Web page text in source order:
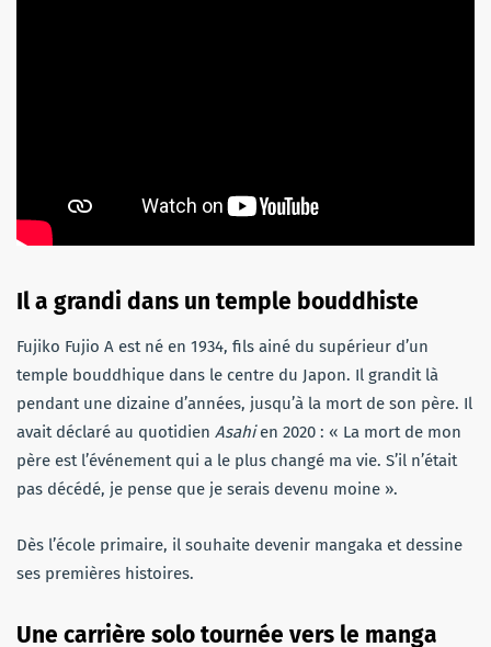
Il a grandi dans un temple bouddhiste
Fujiko Fujio A est né en 1934, fils ainé du supérieur d’un
temple bouddhique dans le centre du Japon. Il grandit là
pendant une dizaine d’années, jusqu’à la mort de son père. Il
avait déclaré au quotidien Asahien 2020 : « La mort de mon
père est l’événement qui a le plus changé ma vie. S’il n’était
pas décédé, je pense que je serais devenu moine ».
Dès l’école primaire, il souhaite devenir mangaka et dessine
ses premières histoires.
Une carrière solo tournée vers le manga